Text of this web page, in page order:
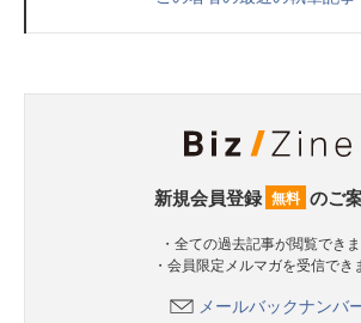
新規会員登録 無料 のご
・全ての過去記事が閲覧でき
・会員限定メルマガを受信でき
メールバックナンバ